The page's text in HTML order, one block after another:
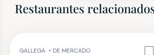
Restaurantes
GALLEGA • DE MERCADO